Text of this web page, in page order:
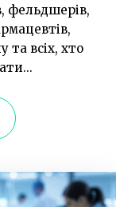
фельдшерів,
та всіх, хто